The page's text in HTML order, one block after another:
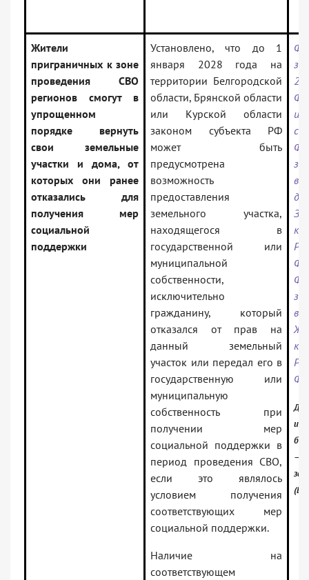
Жители
приграничных к зоне
проведения СВО
регионов смогут в
упрощенном
порядке вернуть
свои земельные
участки и дома, от
которых они ранее
отказались для
получения мер
социальной
поддержки
Установлено, что до 1
января 2028 года на
территории Белгородской
области, Брянской области
или Курской области
законом субъекта РФ
может быть
предусмотрена
возможность
предоставления
земельного участка,
находящегося в
государственной или
муниципальной
собственности,
исключительно
гражданину, который
отказался от прав на
данный земельный
участок или передал его в
государственную или
муниципальную
собственность при
получении мер
социальной поддержки в
период проведения СВО,
если это являлось
условием получения
соответствующих мер
социальной поддержки.
Наличие на
соответствующем
в
—